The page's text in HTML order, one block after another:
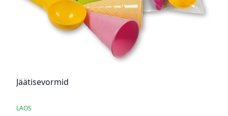
Jäätisevormid
LAOS